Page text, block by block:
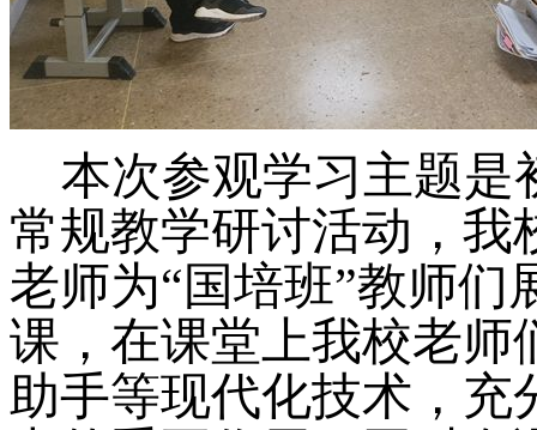
本次参观学习主题是
常规教学研讨活动，我
老师为“国培班”教师们
课，在课堂上我校老师
助手等现代化技术，充